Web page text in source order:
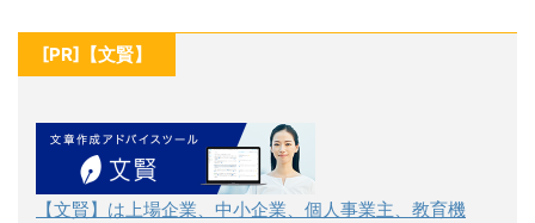
[PR]【文賢】
【文賢】は上場企業、中小企業、個人事業主、教育機